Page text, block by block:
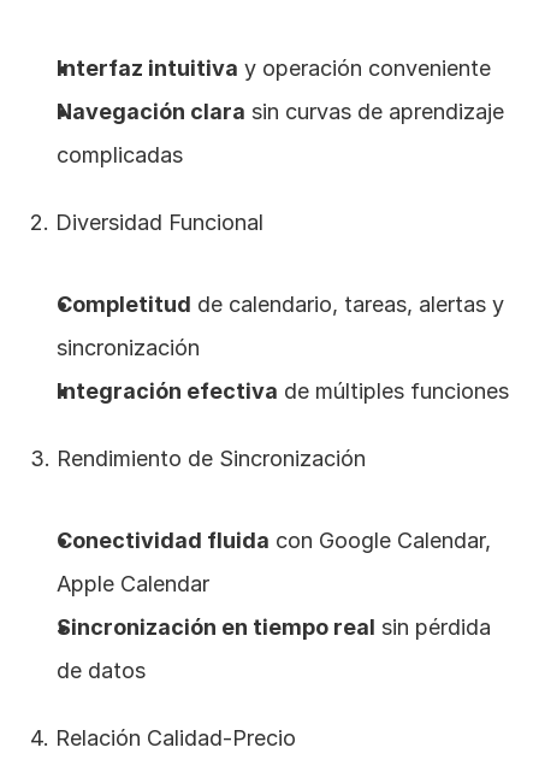
Interfaz intuitiva y operación conveniente
Navegación clara sin curvas de aprendizaje
complicadas
2. Diversidad Funcional
Completitud de calendario, tareas, alertas y
sincronización
Integración efectiva de múltiples funciones
3. Rendimiento de Sincronización
Conectividad fluida con Google Calendar,
Apple Calendar
Sincronización en tiempo real sin pérdida
de datos
4. Relación Calidad-Precio